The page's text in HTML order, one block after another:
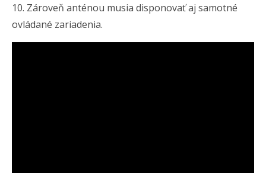
10. Zároveň anténou musia disponovať aj samotné
ovládané zariadenia.